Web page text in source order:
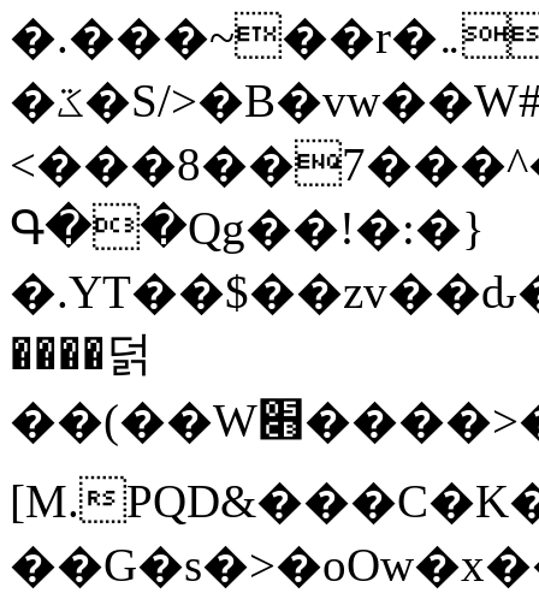
�.���~��r�޼�}�܅�mؕWu���K}
�ػ�S/>�B�vw��W#�I��*]\W��)Ħ�1��fC}
Գ��Qg��!�:�}
����덝
��(��W׋����>��O>�d�%Y�@�@ڻ<�z{rc&׻��z�����AeK�^�����������˩t��=x~
[M.
��G�s�>�oO